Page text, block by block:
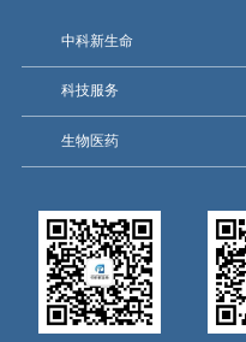
中科新生命
科技服务
生物医药